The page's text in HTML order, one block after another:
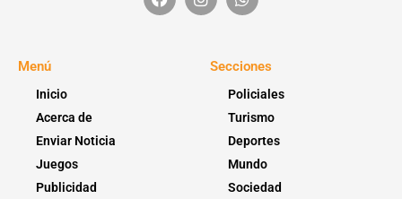
Menú
Inicio
Acerca de
Enviar Noticia
Juegos
Publicidad
Secciones
Policiales
Turismo
Deportes
Mundo
Sociedad